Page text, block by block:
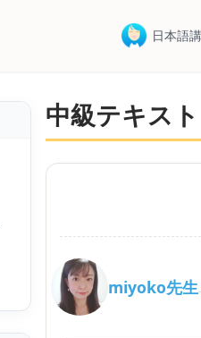
日本語
中級テキス
miyoko先生